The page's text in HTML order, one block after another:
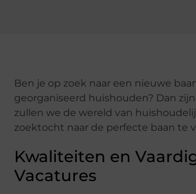
Ben je op zoek naar een nieuwe
georganiseerd huishouden? Dan
zullen we de wereld van
zoektocht naar de perfecte baan te
Kwaliteiten en
Vacatures